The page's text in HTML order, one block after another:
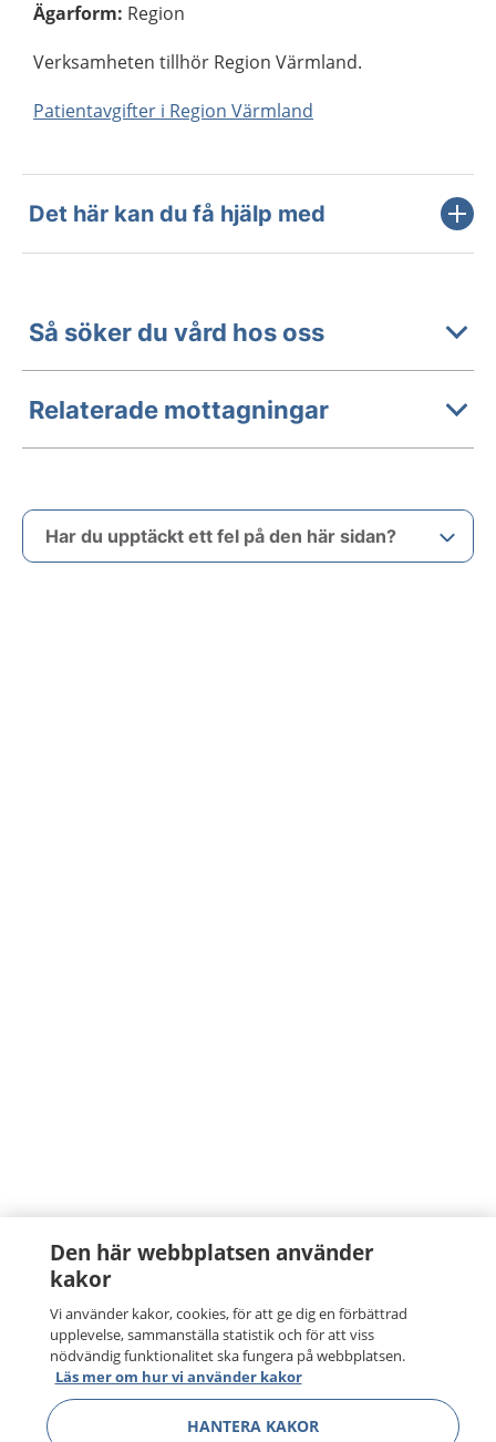
Ägarform: Region
Verksamheten tillhör Region Värmland.
Patientavgifter i Region Värmland
Det här kan du få hjälp med
Så söker du vård hos oss
Relaterade mottagningar
Har du upptäckt ett fel på den här sidan?
Den här webbplatsen använder
kakor
Vi använder kakor, cookies, för att ge dig en förbättrad
upplevelse, sammanställa statistik och för att viss
nödvändig funktionalitet ska fungera på webbplatsen.
Läs mer om hur vi använder kakor
HANTERA KAKOR